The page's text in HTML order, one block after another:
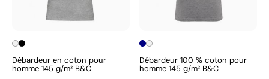
Débardeur en coton pour
homme 145 g/m² B&C
Débardeur 100 % coton pour
homme 145 g/m² B&C